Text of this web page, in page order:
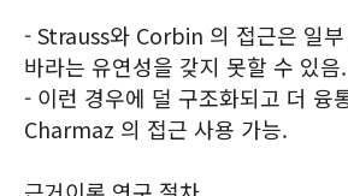
- Strauss와 Corbin 의 접근은 일
바라는 유연성을 갖지 못할 수 있음.
- 이런 경우에 덜 구조화되고 더 융
Charmaz 의 접근 사용 가능.